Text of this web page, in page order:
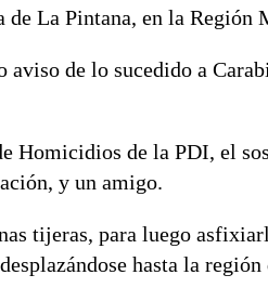
de La Pintana, en la Región
de lo sucedido a
Homicidios de la PDI, el
y un amigo.
tijeras, para luego
hasta la